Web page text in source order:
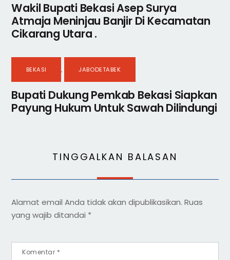
Wakil Bupati Bekasi Asep Surya
Atmaja Meninjau Banjir Di Kecamatan
Cikarang Utara .
BEKASI , JABODETABEK
Bupati Dukung Pemkab Bekasi Siapkan
Payung Hukum Untuk Sawah Dilindungi
TINGGALKAN BALASAN
Alamat email Anda tidak akan dipublikasikan. Ruas
yang wajib ditandai *
Komentar *